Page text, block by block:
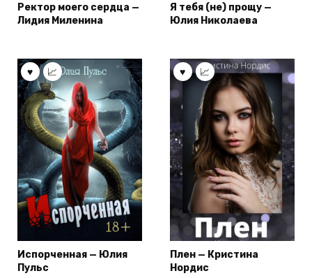
Ректор моего сердца —
Лидия Миленина
Я тебя (не) прощу —
Юлия Николаева
Испорченная — Юлия
Пульс
Плен — Кристина
Нордис